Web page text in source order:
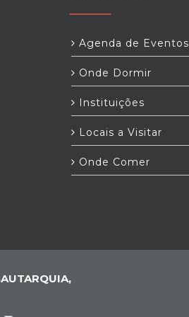
Agenda de Eventos
Onde Dormir
Instituições
Locais a Visitar
Onde Comer